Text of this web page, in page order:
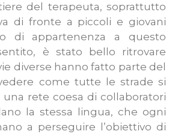
del terapeuta, soprattutto
di fronte a piccoli e giovani
di appartenenza a questo
è stato bello ritrovare
diverse hanno fatto parte del
come tutte le strade si
rete coesa di collaboratori
la stessa lingua, che ogni
a perseguire l’obiettivo di